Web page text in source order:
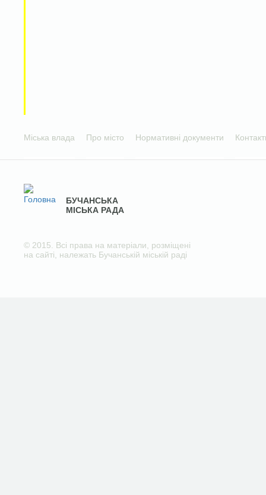
Міська влада Про місто Нормативні документи
БУЧАНСЬКА
МІСЬКА РАДА
© 2015. Всі права на матеріали, розміщені
на сайті, належать Бучанській міській раді